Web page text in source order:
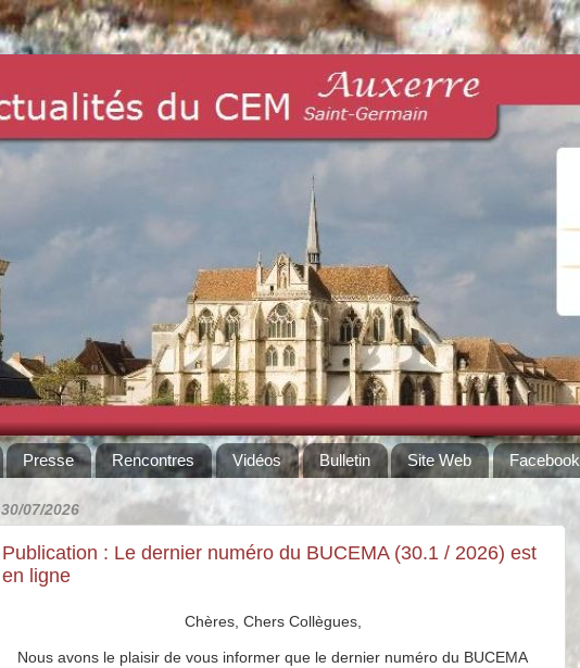
Presse Rencontres Vidéos Bulletin Site Web Facebook
30/07/2026
Publication : Le dernier numéro du BUCEMA (30.1 / 2026) est
en ligne
Chères, Chers Collègues,
Nous avons le plaisir de vous informer que le dernier numéro du BUCEMA